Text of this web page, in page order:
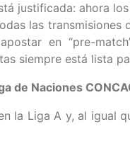
justificada: ahora
las
en “pre-
siempre está lista
de Naciones
la Liga A y, al igual